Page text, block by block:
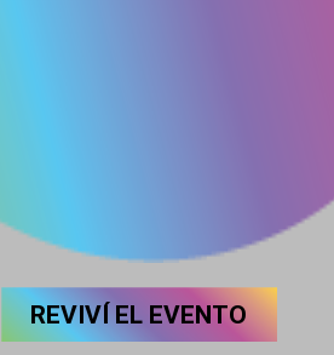
REVIVÍ EL EVENTO